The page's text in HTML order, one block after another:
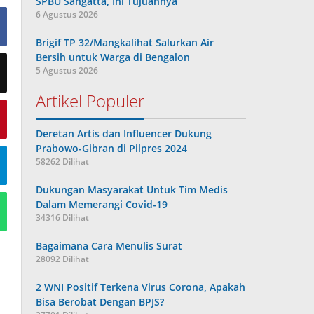
6 Agustus 2026
Brigif TP 32/Mangkalihat Salurkan Air
Bersih untuk Warga di Bengalon
5 Agustus 2026
Artikel Populer
Deretan Artis dan Influencer Dukung
Prabowo-Gibran di Pilpres 2024
58262 Dilihat
Dukungan Masyarakat Untuk Tim Medis
Dalam Memerangi Covid-19
34316 Dilihat
Bagaimana Cara Menulis Surat
28092 Dilihat
2 WNI Positif Terkena Virus Corona, Apakah
Bisa Berobat Dengan BPJS?